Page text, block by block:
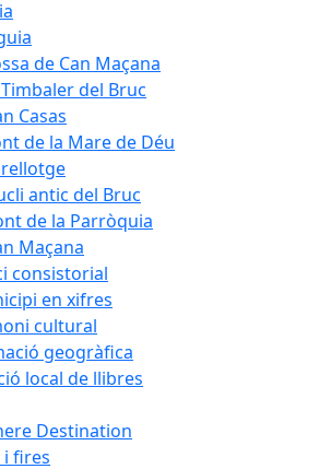
de Can Maçana
Timbaler del Bruc
Casas
de la Mare de Déu
rellotge
antic del Bruc
de la Parròquia
Maçana
consistorial
en xifres
cultural
geogràfica
local de llibres
Destination
i fires